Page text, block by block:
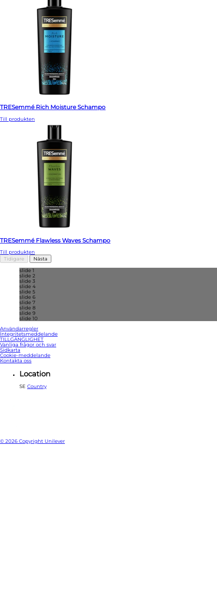
TRESemmé Rich Moisture Schampo
Till produkten
TRESemmé Flawless Waves Schampo
Till produkten
Tidigare
Nästa
slide 1
slide 2
slide 3
slide 4
slide 5
slide 6
slide 7
slide 8
slide 9
slide 10
Användarregler
Integritetsmeddelande
Ändra Inställningarna
TILLGÄNGLIGHET
Vanliga frågor och svar
Cookie-meddelande
Kontakta oss
Location